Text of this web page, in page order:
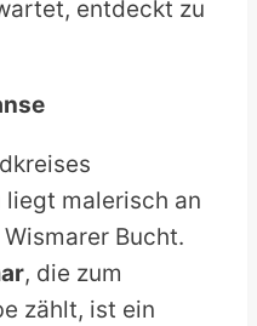
entdeckt zu
malerisch an
Bucht.
, die zum
zählt, ist ein